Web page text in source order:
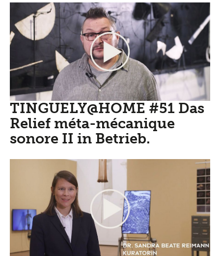
TINGUELY@HOME #51 Das
Relief méta-mécanique
sonore II in Betrieb.